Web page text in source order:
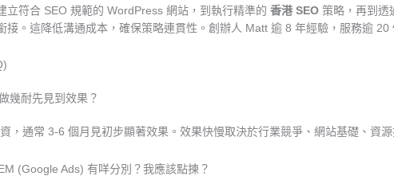
立符合 SEO 規範的 WordPress 網站，到執行精準的 香港 SEO 策略，再到透
接。這降低溝通成本，確保策略連貫性。創辦人 Matt 逾 8 年經驗，服務逾
幾耐先見到效果？
，通常 3-6 個月見初步顯著效果。效果快慢取決於行業競爭、網站基礎、資源
(Google Ads) 有咩分別？我應該點揀？